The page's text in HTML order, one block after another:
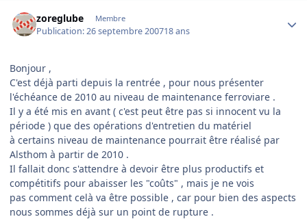
zoreglube Membre
Publication:26 septembre 200718 ans
Bonjour ,
C'est déjà parti depuis la rentrée , pour nous présenter
l'échéance de 2010 au niveau de maintenance ferroviare .
Il y a été mis en avant ( c'est peut être pas si innocent vu la
période ) que des opérations d'entretien du matériel
à certains niveau de maintenance pourrait être réalisé par
Alsthom à partir de 2010 .
Il fallait donc s'attendre à devoir être plus productifs et
compétitifs pour abaisser les "coûts" , mais je ne vois
pas comment celà va être possible , car pour bien des aspects
nous sommes déjà sur un point de rupture .